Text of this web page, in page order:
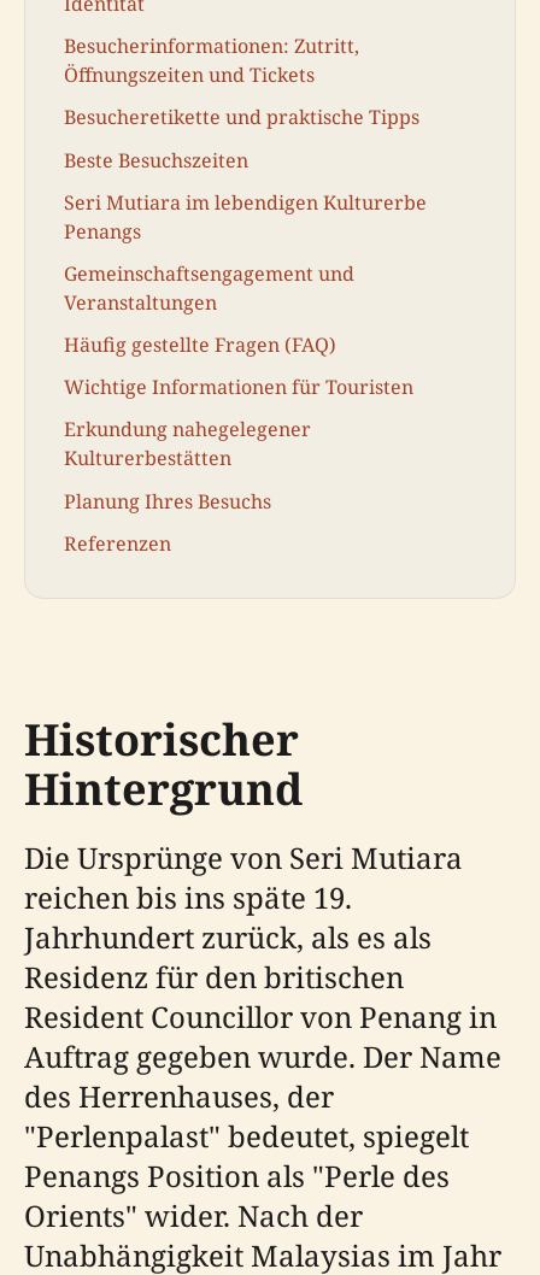
Besucherinformationen: Zutritt,
Öffnungszeiten und Tickets
Besucheretikette und praktische Tipps
Beste Besuchszeiten
Seri Mutiara im lebendigen Kulturerbe
Penangs
Gemeinschaftsengagement und
Veranstaltungen
Häufig gestellte Fragen (FAQ)
Wichtige Informationen für Touristen
Erkundung nahegelegener
Kulturerbestätten
Planung Ihres Besuchs
Referenzen
Historischer
Hintergrund
Die Ursprünge von Seri Mutiara
reichen bis ins späte 19.
Jahrhundert zurück, als es als
Residenz für den britischen
Resident Councillor von Penang in
Auftrag gegeben wurde. Der Name
des Herrenhauses, der
"Perlenpalast" bedeutet, spiegelt
Penangs Position als "Perle des
Orients" wider. Nach der
Unabhängigkeit Malaysias im Jahr